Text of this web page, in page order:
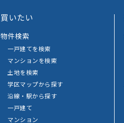
買いたい
物件検索
一戸建てを検索
マンションを検索
土地を検索
学区マップから探す
沿線・駅から探す
一戸建て
マンション